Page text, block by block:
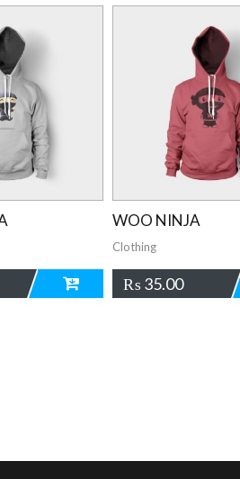
WOO NINJA
Clothing
₨35.00